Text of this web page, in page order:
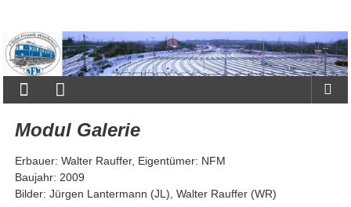
springen
N-
Bahn
Freunde
München
e.V.
Modul Galerie
Erbauer: Walter Rauffer, Eigentümer: NFM
Baujahr: 2009
Bilder: Jürgen Lantermann (JL), Walter Rauffer (WR)